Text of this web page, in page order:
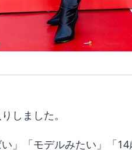
しました。
」「モデルみたい」「